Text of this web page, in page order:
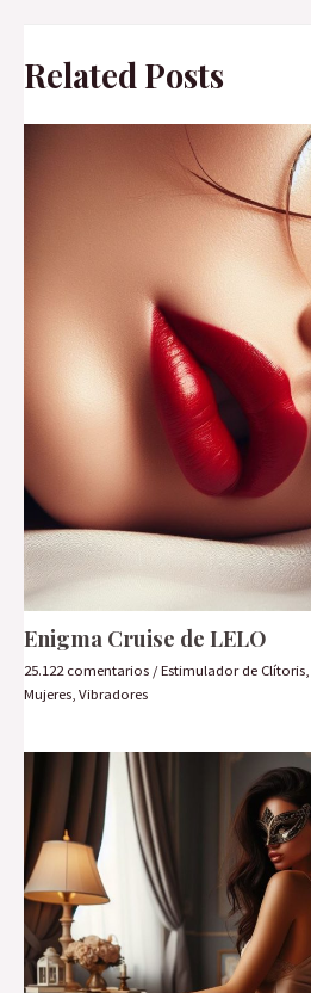
Related Posts
Enigma Cruise de LELO
25.122 comentarios /Estimulador de Clítoris
Mujeres Vibradores